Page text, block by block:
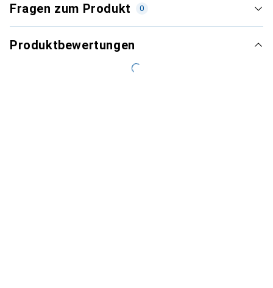
Fragen zum Produkt 0
Produktbewertungen